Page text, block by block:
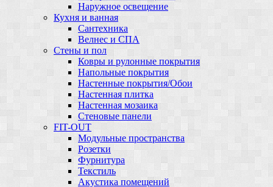
Наружное освещение
Кухня и ванная
Сантехника
Велнес и СПА
Стены и пол
Ковры и рулонные покрытия
Напольные покрытия
Настенные покрытия/Обои
Настенная плитка
Настенная мозаика
Стеновые панели
FIT-OUT
Модульные пространства
Розетки
Фурнитура
Текстиль
Акустика помещений